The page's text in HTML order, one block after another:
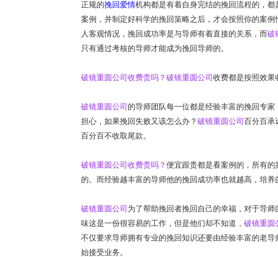
正规的挽回爱情机构都是有着自身完结的挽回流程的，
案例，并制定好科学的挽回策略之后，才会按照你的案
人客观情况，挽回成功率是与导师有着直接的关系，而破
只有通过考核的导师才能成为挽回导师的。
破镜重圆公司收费贵吗？ 破镜重圆公司 收费都是按照效果
破镜重圆公司 的导师团队每一位都是经验丰富的挽回专
担心，如果挽回失败又该怎么办？ 破镜重圆公司 百分百承
百分百不收取尾款。
破镜重圆公司收费贵吗？ 便宜跟贵都是看案例的，所有
的。而经验越丰富的导师他的挽回成功率也就越高，培养
破镜重圆公司 为了帮助挽回者挽回自己的幸福，对于导
味这是一份很容易的工作，但是他们却不知道， 破镜重圆
不仅要求导师拥有专业的挽回知识还要由经验丰富的老
始接受业务。